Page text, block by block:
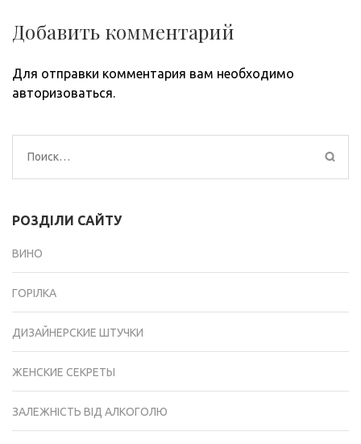
Добавить комментарий
Для отправки комментария вам необходимо
авторизоваться.
Найти:
РОЗДІЛИ САЙТУ
ВИНО
ГОРІЛКА
ДИЗАЙНЕРСКИЕ ШТУЧКИ
ЖЕНСКИЕ СЕКРЕТЫ
ЗАЛЕЖНІСТЬ ВІД АЛКОГОЛЮ